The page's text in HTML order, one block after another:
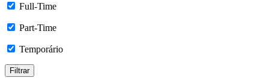
Full-Time
Part-Time
Temporário